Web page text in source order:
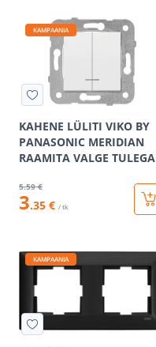
KAMPAANIA
KAHENE LÜLITI VIKO BY
PANASONIC MERIDIAN
RAAMITA VALGE TULEGA
5.59 €
3.35 € / tk
KAMPAANIA